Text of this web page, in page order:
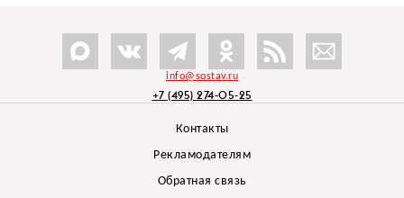
info@sostav.ru
+7 (495) 274-05-25
Контакты
Рекламодателям
Обратная связь